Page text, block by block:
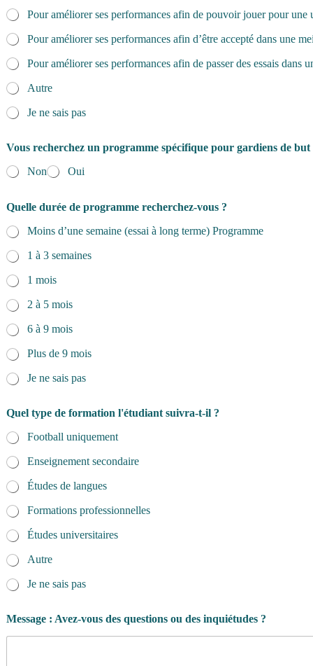
Pour améliorer ses performances afin de pouvoir jouer pour une
Pour améliorer ses performances afin d’être accepté dans une
Pour améliorer ses performances afin de passer des essais
Autre
Je ne sais pas
Vous recherchez un programme spécifique pour gardiens de but
Non
Oui
Quelle durée de programme recherchez-vous ?
Moins d’une semaine (essai à long terme) Programme
1 à 3 semaines
1 mois
2 à 5 mois
6 à 9 mois
Plus de 9 mois
Je ne sais pas
Quel type de formation l'étudiant suivra-t-il ?
Football uniquement
Enseignement secondaire
Études de langues
Formations professionnelles
Études universitaires
Autre
Je ne sais pas
r
o
Message : Avez-vous des questions ou des inquiétudes ?